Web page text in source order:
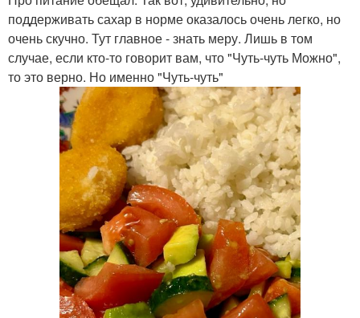
поддерживать сахар в норме оказалось очень легко, но
очень скучно. Тут главное - знать меру. Лишь в том
случае, если кто-то говорит вам, что "Чуть-чуть Можно",
то это верно. Но именно "Чуть-чуть"